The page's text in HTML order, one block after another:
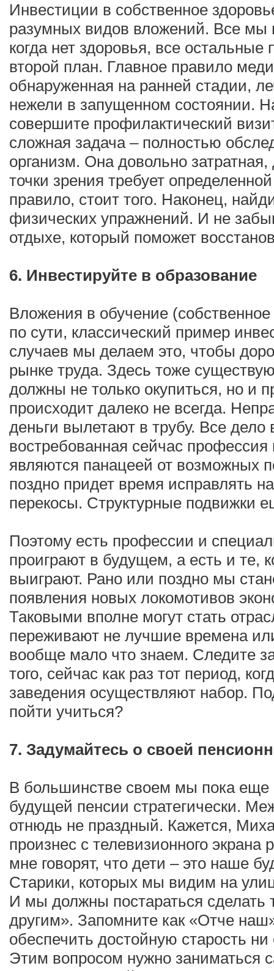
Инвестиции в собственное
разумных видов вложений. Все мы
когда нет здоровья, все
второй план. Главное правило
обнаруженная на ранней стадии,
нежели в запущенном состоянии.
совершите профилактический
сложная задача – полностью
организм. Она довольно
точки зрения требует
правило, стоит того. Наконец,
физических упражнений. И не
отдыхе, который поможет
6. Инвестируйте в образование
Вложения в обучение
по сути, классический пример
случаев мы делаем это, чтобы
рынке труда. Здесь тоже
должны не только окупиться, но и
происходит далеко не всегда.
деньги вылетают в трубу. Все
востребованная сейчас
являются панацеей от возможных
поздно придет время исправлять
перекосы. Структурные подвижки
Поэтому есть профессии и
проиграют в будущем, а есть и те,
выиграют. Рано или поздно мы
появления новых локомотивов
Таковыми вполне могут стать
переживают не лучшие времена
вообще мало что знаем. Следите
того, сейчас как раз тот период,
заведения осуществляют набор.
пойти учиться?
7. Задумайтесь о своей
В большинстве своем мы пока еще
будущей пенсии стратегически.
отнюдь не праздный. Кажется,
произнес с телевизионного
мне говорят, что дети – это наше
Старики, которых мы видим на
И мы должны постараться сделать
другим». Запомните как «Отче
обеспечить достойную старость
Этим вопросом нужно заниматься